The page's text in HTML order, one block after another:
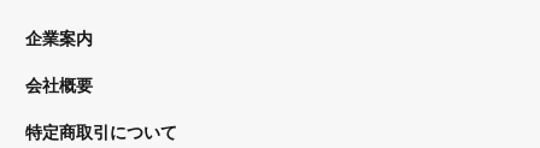
企業案内
会社概要
特定商取引について